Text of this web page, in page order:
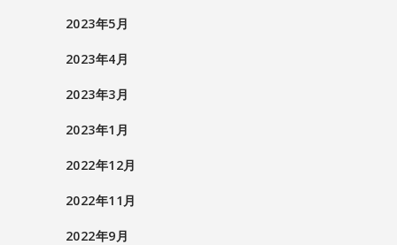
2023年5月
2023年4月
2023年3月
2023年1月
2022年12月
2022年11月
2022年9月